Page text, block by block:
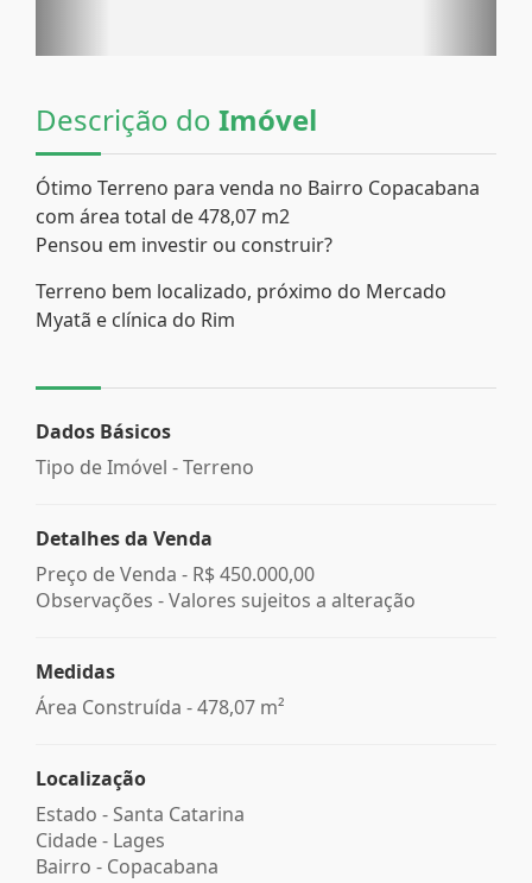
Descrição do Imóvel
Ótimo Terreno para venda no Bairro Copacabana
com área total de 478,07 m2
Pensou em investir ou construir?
Terreno bem localizado, próximo do Mercado
Myatã e clínica do Rim
Dados Básicos
Tipo de Imóvel - Terreno
Detalhes da Venda
Preço de Venda - R$ 450.000,00
Observações - Valores sujeitos a alteração
Medidas
Área Construída - 478,07 m²
Localização
Estado - Santa Catarina
Cidade - Lages
Bairro - Copacabana